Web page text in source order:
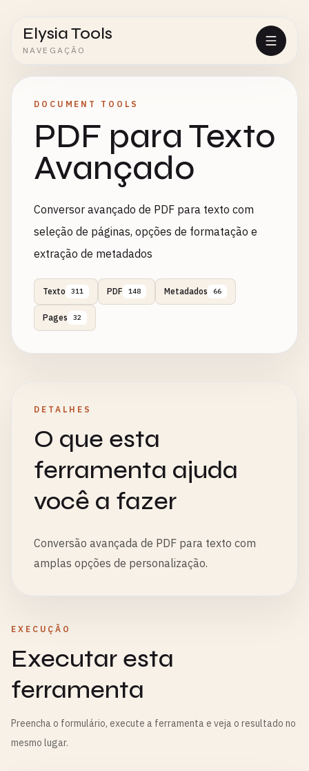
Elysia Tools
NAVEGAÇÃO
DOCUMENT TOOLS
PDF para Texto
Avançado
Conversor avançado de PDF para texto com
seleção de páginas, opções de formatação e
extração de metadados
Texto 311 PDF 148 Metadados 66
Pages 32
DETALHES
O que esta
ferramenta ajuda
você a fazer
Conversão avançada de PDF para texto com
amplas opções de personalização.
EXECUÇÃO
Executar esta
ferramenta
Preencha o formulário, execute a ferramenta e veja o resultado no
mesmo lugar.